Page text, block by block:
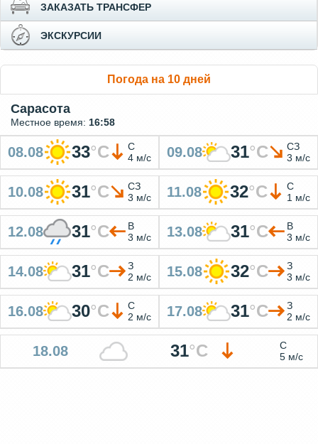
ЗАКАЗАТЬ ТРАНСФЕР
ЭКСКУРСИИ
Погода на 10 дней
Сарасота
Местное время: 16:58
08.08 33°C
С
4 м/с
09.08 31°C
СЗ
3 м/с
10.08 31°C
СЗ
3 м/с
11.08 32°C
С
1 м/с
12.08 31°C
В
3 м/с
13.08 31°C
В
3 м/с
14.08 31°C
З
2 м/с
15.08 32°C
З
3 м/с
16.08 30°C
С
2 м/с
17.08 31°C
З
2 м/с
18.08 31°C
С
5 м/с